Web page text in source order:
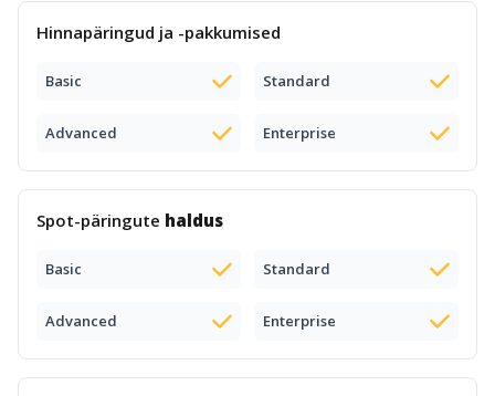
Hinnapäringud ja -pakkumised
Basic Standard
Advanced Enterprise
Spot-päringute haldus
Basic Standard
Advanced Enterprise